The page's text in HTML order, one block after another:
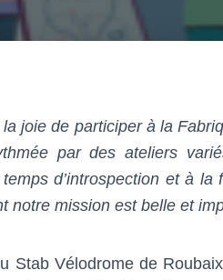
joie de participer à la
par des ateliers
d’introspection et à
notre mission est belle et
Stab Vélodrome de